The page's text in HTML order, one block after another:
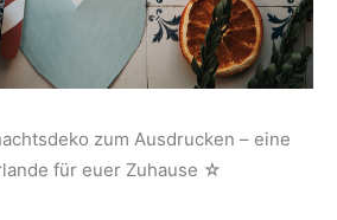
zum Ausdrucken – eine
für euer Zuhause ☆